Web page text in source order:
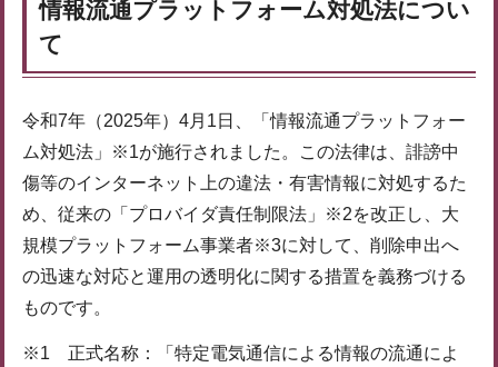
情報流通プラットフォーム対処法につい
て
令和7年（2025年）4月1日、「情報流通プラットフォー
ム対処法」※1が施行されました。この法律は、誹謗中
傷等のインターネット上の違法・有害情報に対処するた
め、従来の「プロバイダ責任制限法」※2を改正し、大
規模プラットフォーム事業者※3に対して、削除申出へ
の迅速な対応と運用の透明化に関する措置を義務づける
ものです。
※1 正式名称：「特定電気通信による情報の流通によ